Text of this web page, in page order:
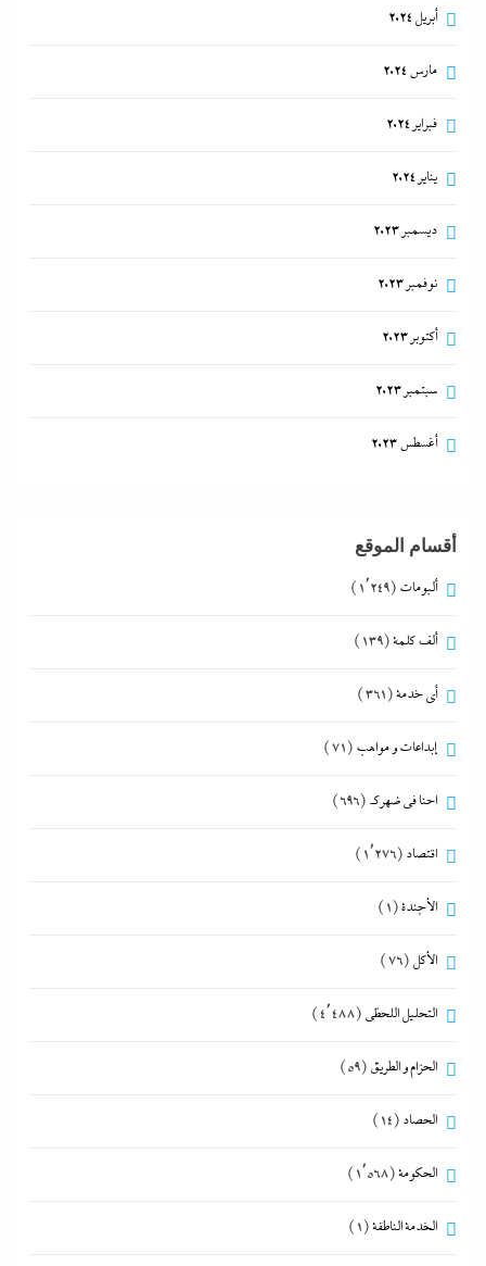
أبريل 2024
مارس 2024
فبراير 2024
يناير 2024
ديسمبر 2023
نوفمبر 2023
أكتوبر 2023
سبتمبر 2023
أغسطس 2023
أقسام الموقع
ألبومات (1٬249)
ألف كلمة(139)
أي خدمة(361)
إبداعات و مواهب (71)
احنا في ضهرك (696)
اقتصاد (1٬276)
الأجندة(1)
الأكل (76)
التحليل اللحظي (4٬488)
الحزام و الطريق (59)
الحصاد (14)
الحكومة(1٬568)
الخدمة الناطقة(1)